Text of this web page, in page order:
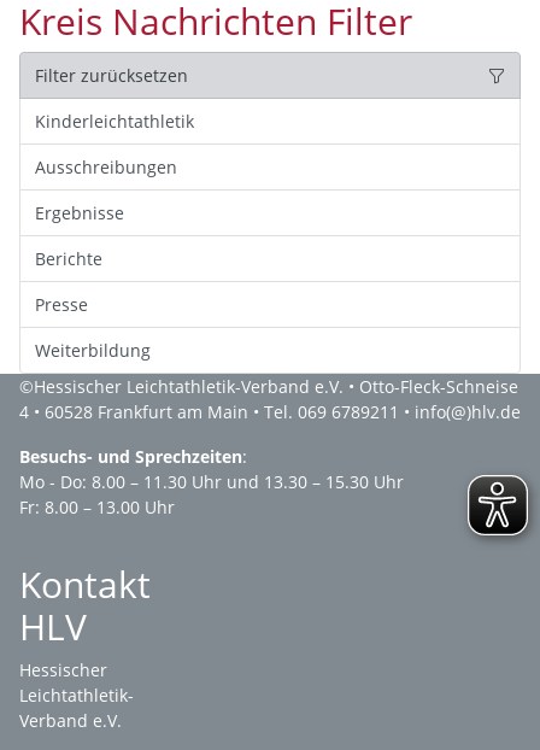
Kreis Nachrichten Filter
Filter zurücksetzen
Kinderleichtathletik
Ausschreibungen
Ergebnisse
Berichte
Presse
Weiterbildung
©Hessischer Leichtathletik-Verband e.V. • Otto-Fleck-Schneise
4 • 60528 Frankfurt am Main • Tel. 069 6789211 • info(@)hlv.de
Besuchs- und Sprechzeiten:
Mo - Do: 8.00 – 11.30 Uhr und 13.30 – 15.30 Uhr
Fr: 8.00 – 13.00 Uhr
Kontakt
HLV
Hessischer
Leichtathletik-
Verband e.V.